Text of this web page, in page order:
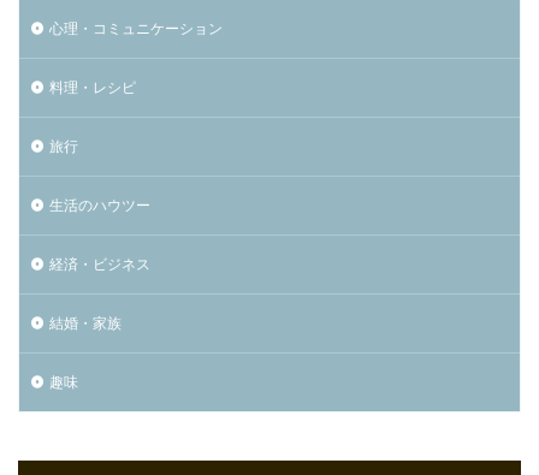
心理・コミュニケーション
料理・レシピ
旅行
生活のハウツー
経済・ビジネス
結婚・家族
趣味